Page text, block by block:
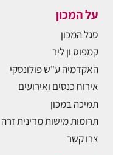
על המכון
סגל המכון
קמפוס ון ליר
האקדמיה ע"ש פולונסקי
אירוח כנסים ואירועים
תמיכה במכון
תרומות מישות מדינית זרה
צרו קשר